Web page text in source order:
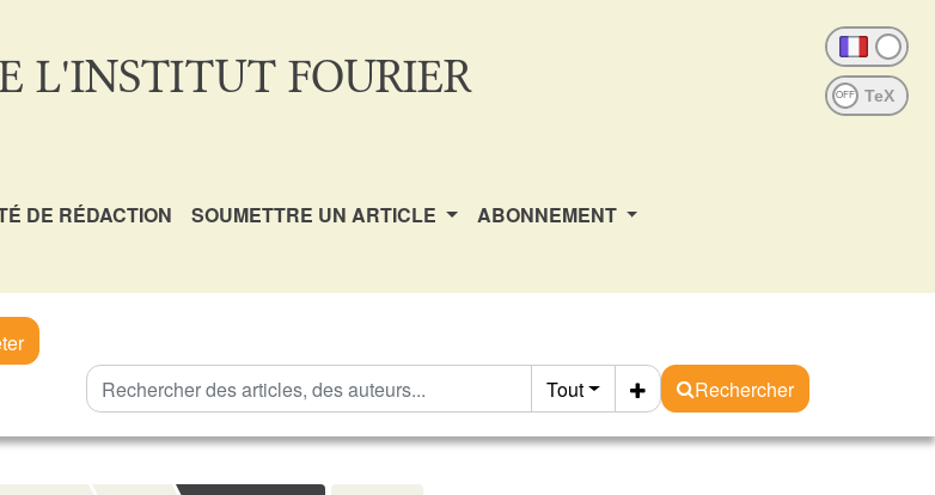
L'INSTITUT FOURIER OFF
DE RÉDACTION SOUMETTRE UN ARTICLE ABONNEMENT
Tout
Rechercher